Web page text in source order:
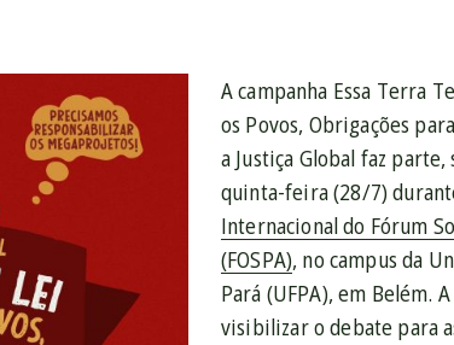
A campanha Essa Terra
os Povos, Obrigações
a Justiça Global faz parte,
quinta-feira (28/7)
Internacional do Fórum
(FOSPA), no campus da
Pará (UFPA), em Belém.
visibilizar o debate para